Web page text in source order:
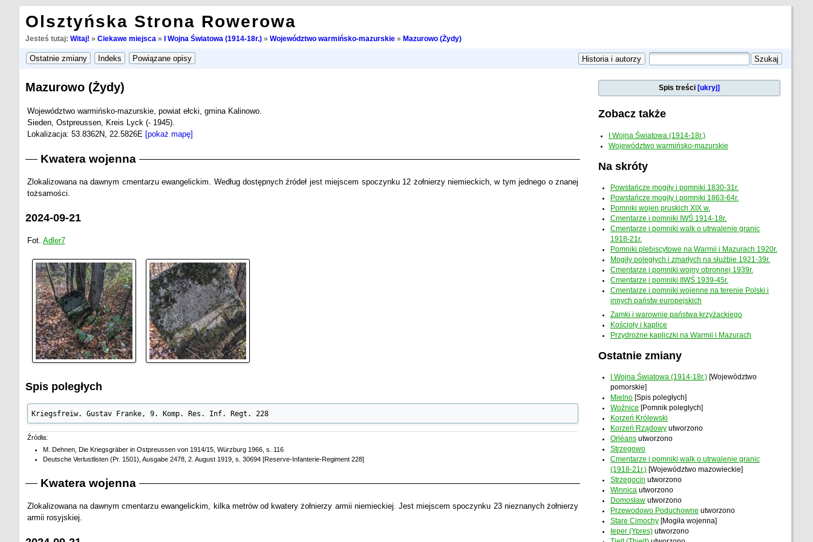
Olsztyńska Strona Rowerowa
Jesteś tutaj: Witaj! » Ciekawe miejsca » I Wojna Światowa (1914-18r.)» Województwo warmińsko-mazurskie» Mazurowo (Żydy)
Mazurowo (Żydy)
Województwo warmińsko-mazurskie, powiat ełcki, gmina Kalinowo.
Sieden, Ostpreussen, Kreis Lyck (- 1945).
Lokalizacja: 53.8362N, 22.5826E [pokaż mapę]
Kwatera wojenna
Zlokalizowana na dawnym cmentarzu ewangelickim. Według dostępnych źródeł jest miejscem spoczynku 12 żołnierzy niemieckich, w tym jednego o znanej
tożsamości.
2024-09-21
Fot. Adler7
Spis poległych
Kriegsfreiw. Gustav Franke, 9. Komp. Res. Inf. Regt. 228
Źródła:
M. Dehnen, Die Kriegsgräber in Ostpreussen von 1914/15, Würzburg 1966, s. 116
Deutsche Verlustlisten (Pr. 1501), Ausgabe 2478, 2. August 1919, s. 30694 [Reserve-Infanterie-Regiment 228]
Kwatera wojenna
Zlokalizowana na dawnym cmentarzu ewangelickim, kilka metrów od kwatery żołnierzy armii niemieckiej. Jest miejscem spoczynku 23 nieznanych żołnierzy
armii rosyjskiej.
Spis treści [ukryj]
Zobacz także
I Wojna Światowa (1914-18r.)
Województwo warmińsko-mazurskie
Na skróty
Powstańcze mogiły i pomniki 1830-31r.
Powstańcze mogiły i pomniki 1863-64r.
Pomniki wojen pruskich XIX w.
Cmentarze i pomniki IWŚ 1914-18r.
Cmentarze i pomniki walk o utrwalenie granic
1918-21r.
Pomniki plebiscytowe na Warmii i Mazurach 1920r.
Mogiły poległych i zmarłych na służbie 1921-39r.
Cmentarze i pomniki wojny obronnej 1939r.
Cmentarze i pomniki IIWŚ 1939-45r.
Cmentarze i pomniki wojenne na terenie Polski i
innych państw europejskich
Zamki i warownie państwa krzyżackiego
Kościoły i kaplice
Przydrożne kapliczki na Warmii i Mazurach
Ostatnie zmiany
I Wojna Światowa (1914-18r.) [Województwo
pomorskie]
Mielno [Spis poległych]
Woźnice [Pomnik poległych]
Korzeń Królewski
Korzeń Rządowy utworzono
Orléans utworzono
Strzegowo
Cmentarze i pomniki walk o utrwalenie granic
(1918-21r.) [Województwo mazowieckie]
Strzegocin utworzono
Winnica utworzono
Domosław utworzono
Przewodowo Poduchowne utworzono
Stare Cimochy [Mogiła wojenna]
Ieper (Ypres) utworzono